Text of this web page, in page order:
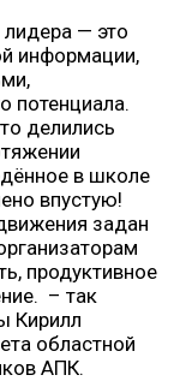
— это
информации,
потенциала.
делились
в школе
впустую!
задан
продуктивное
– так
Кирилл
областной
АПК.